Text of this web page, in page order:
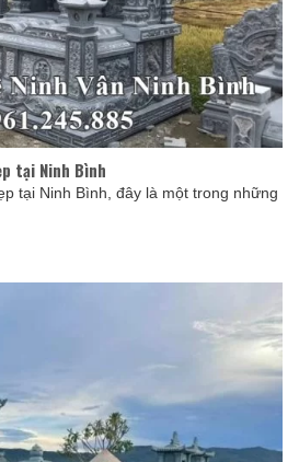
tại Ninh Bình
tại Ninh Bình, đây là một trong những